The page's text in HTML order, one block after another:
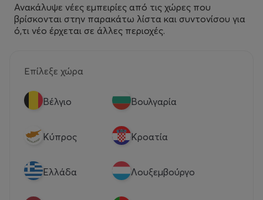
Ανακάλυψε νέες εμπειρίες από τις χώρες που
βρίσκονται στην παρακάτω λίστα και συντονίσου για
ό,τι νέο έρχεται σε άλλες περιοχές.
Επίλεξε χώρα
Βέλγιο Βουλγαρία
Κύπρος Κροατία
Eλλάδα Λουξεμβούργο